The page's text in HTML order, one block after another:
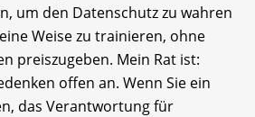
um den Datenschutz zu wahren
Weise zu trainieren, ohne
preiszugeben. Mein Rat ist:
offen an. Wenn Sie ein
das Verantwortung für